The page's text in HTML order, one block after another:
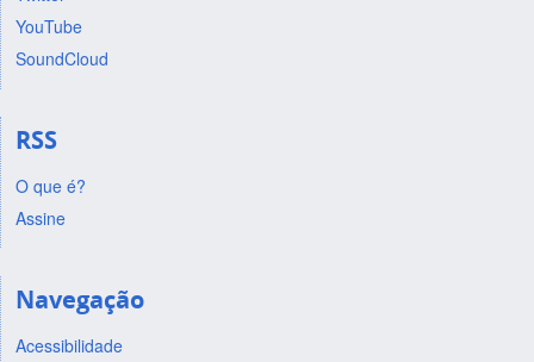
YouTube
SoundCloud
RSS
O que é?
Assine
Navegação
Acessibilidade